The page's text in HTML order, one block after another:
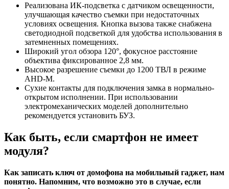
Реализована ИК-подсветка с датчиком освещенности,
улучшающая качество съемки при недостаточных
условиях освещения. Кнопка вызова также снабжена
светодиодной подсветкой для удобства использования в
затемненных помещениях.
Широкий угол обзора 120°, фокусное расстояние
объектива фиксированное 2,8 мм.
Высокое разрешение съемки до 1200 ТВЛ в режиме
AHD-M.
Сухие контакты для подключения замка в нормально-
открытом исполнении. При использовании
электромеханических моделей дополнительно
рекомендуется установить БУЗ.
Как быть, если смартфон не имеет
модуля?
Как записать ключ от домофона на мобильный гаджет, нам
понятно. Напомним, что возможно это в случае, если